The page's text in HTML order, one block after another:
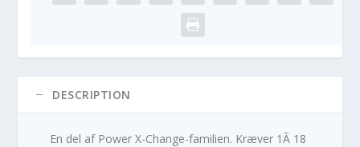
DESCRIPTION
En del af Power X-Change-familien. Kræver 1Ã 18